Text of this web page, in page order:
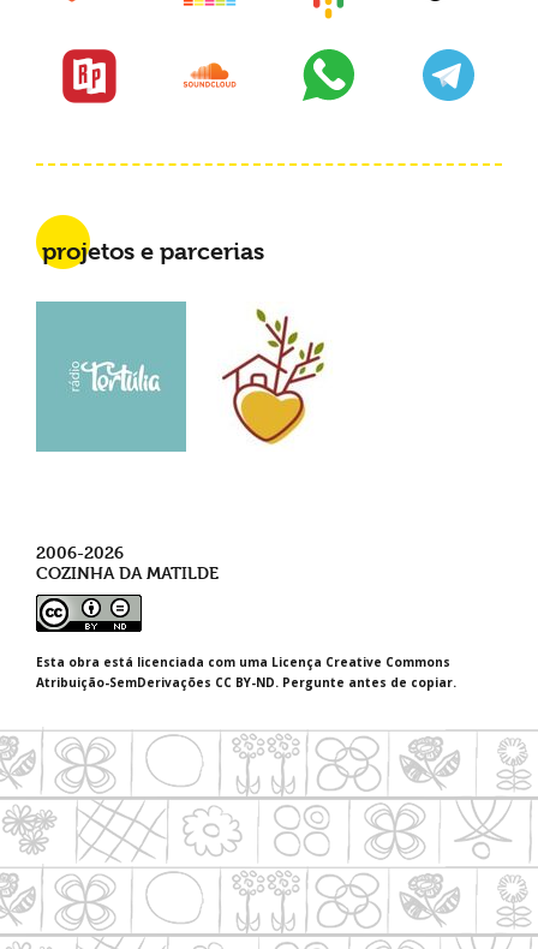
projetos e parcerias
2006-2026
COZINHA DA MATILDE
Esta obra está licenciada com uma Licença Creative Commons
Atribuição-SemDerivações CC BY-ND. Pergunte antes de copiar.